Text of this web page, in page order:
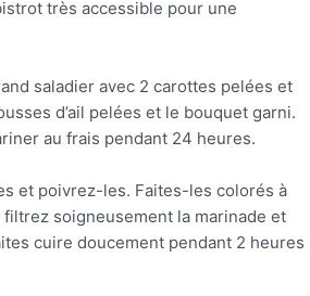
très accessible pour une
saladier avec 2 carottes pelées et
d’ail pelées et le bouquet garni.
au frais pendant 24 heures.
et poivrez-les. Faites-les colorés à
filtrez soigneusement la marinade et
cuire doucement pendant 2 heures